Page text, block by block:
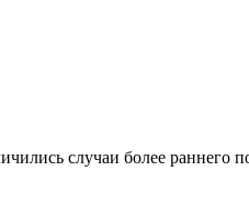
случаи более раннего